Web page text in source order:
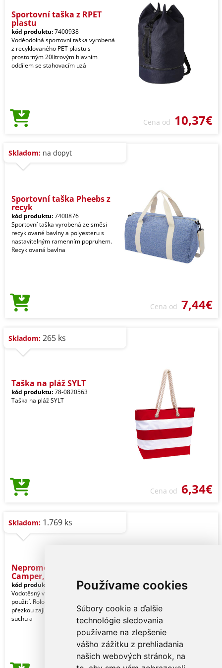
Používame cookies
Súbory cookie a ďalšie
technológie sledovania
používame na zlepšenie
vášho zážitku z prehliadania
našich webových stránok, na
Sportovní taška z RPET
plastu
kód produktu:7400938
Voděodolná sportovní taška vyrobená
z recyklovaného PET plastu s
prostorným 20litrovým hlavním
oddílem se stahovacím uzá
Cena od 10,37€
Skladom: na dopyt
Sportovní taška Pheebs z
recyk
kód produktu:7400876
Sportovní taška vyrobená ze směsi
recyklované bavlny a polyesteru s
nastavitelným ramenním popruhem.
Recyklovaná bavlna
Cena od 7,44€
Skladom: 265 ks
Taška na pláž SYLT
kód produktu:78-0820563
Taška na pláž SYLT
Cena od 6,34€
Skladom: 1.769 ks
Nepromokavý vak
Camper, 10 l,
kód produktu:
7330447
Vodotěsný vak skvělý pro venkovní
použití. Rolovací horní díl s plastovou
přezkou zajišťuje uchování cenností v
suchu a